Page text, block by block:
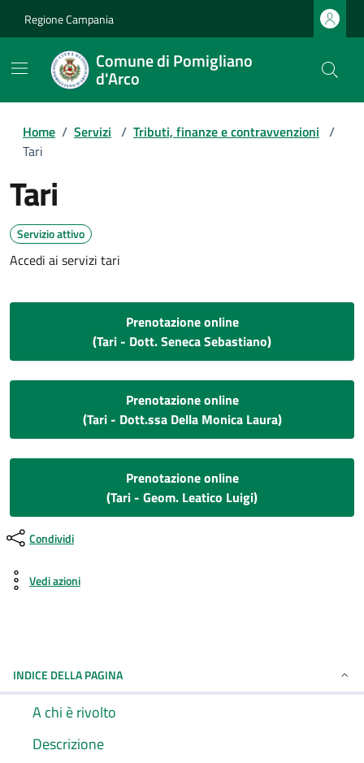
Regione Campania
Comune di Pomigliano
d'Arco
Home / Servizi / Tributi, finanze e contravvenzioni /
Tari
Tari
Servizio attivo
Accedi ai servizi tari
Prenotazione online
(Tari - Dott. Seneca Sebastiano)
Prenotazione online
(Tari - Dott.ssa Della Monica Laura)
Prenotazione online
(Tari - Geom. Leatico Luigi)
Condividi
Vedi azioni
INDICE DELLA PAGINA
A chi è rivolto
Descrizione